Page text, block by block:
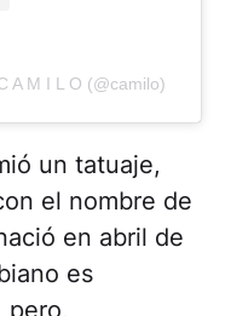
A M I L O (@camilo)
un tatuaje,
el nombre de
en abril de
es
pero,